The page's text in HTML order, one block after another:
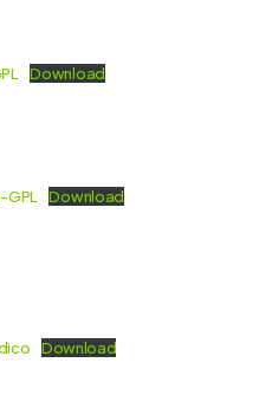
Download
GPL Download
Download